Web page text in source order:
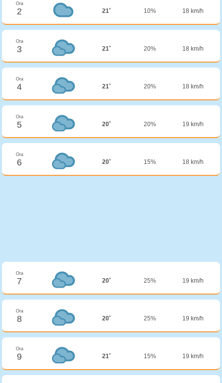
Ora
2 21˚ 10% 18 km/h
Ora
3 21˚ 20% 18 km/h
Ora
4 21˚ 20% 18 km/h
Ora
5 20˚ 20% 19 km/h
Ora
6 20˚ 15% 18 km/h
Ora
7 20˚ 25% 19 km/h
Ora
8 20˚ 25% 19 km/h
Ora
9 21˚ 15% 19 km/h